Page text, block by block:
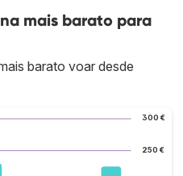
mais barato para
barato voar desde
250 €
300 €